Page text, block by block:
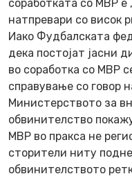
соработката со МВР е
натпревари со висок
Иако Фудбалската
дека постојат јасни
во соработка со МВР
справување со говор
Министерството за
обвинителство
МВР во пракса не
сторители ниту
обвинителството